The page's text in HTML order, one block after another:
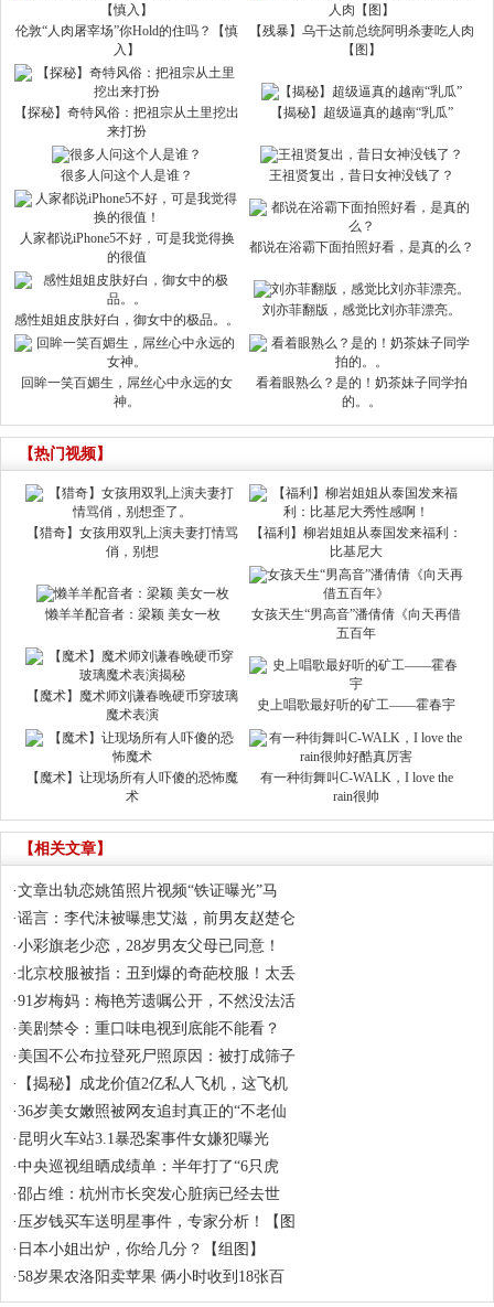
伦敦“人肉屠宰场”你Hold的住吗？【慎
入】
【残暴】乌干达前总统阿明杀妻吃人肉
【图】
【探秘】奇特风俗：把祖宗从土里挖出
来打扮
【揭秘】超级逼真的越南“乳瓜”
很多人问这个人是谁？ 王祖贤复出，昔日女神没钱了？
人家都说iPhone5不好，可是我觉得换
的很值
都说在浴霸下面拍照好看，是真的么？
感性姐姐皮肤好白，御女中的极品。。
刘亦菲翻版，感觉比刘亦菲漂亮。
回眸一笑百媚生，屌丝心中永远的女
神。
看着眼熟么？是的！奶茶妹子同学拍
的。。
【热门视频】
【猎奇】女孩用双乳上演夫妻打情骂
俏，别想
【福利】柳岩姐姐从泰国发来福利：
比基尼大
懒羊羊配音者：梁颖 美女一枚
女孩天生“男高音”潘倩倩《向天再借
五百年
【魔术】魔术师刘谦春晚硬币穿玻璃
魔术表演
史上唱歌最好听的矿工——霍春宇
【魔术】让现场所有人吓傻的恐怖魔
术
有一种街舞叫C-WALK，I love the
rain很帅
【相关文章】
·文章出轨恋姚笛照片视频“铁证曝光”马
·谣言：李代沫被曝患艾滋，前男友赵楚仑
·小彩旗老少恋，28岁男友父母已同意！
·北京校服被指：丑到爆的奇葩校服！太丢
·91岁梅妈：梅艳芳遗嘱公开，不然没法活
· 美剧禁令：重口味电视到底能不能看？
· 美国不公布拉登死尸照原因：被打成筛子
·
【揭秘】成龙价值2亿私人飞机，这飞机
·36岁美女嫩照被网友追封真正的“不老仙
· 昆明火车站3.1暴恐案事件女嫌犯曝光
·中央巡视组晒成绩单：半年打了“6只虎
·邵占维：杭州市长突发心脏病已经去世
· 压岁钱买车送明星事件，专家分析！【图
· 日本小姐出炉，你给几分？【组图】
·58岁果农洛阳卖苹果 俩小时收到18张百